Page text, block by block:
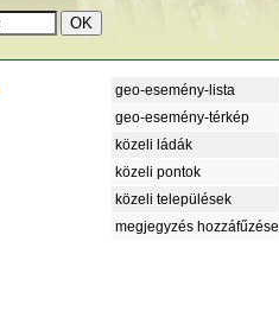
geo-esemény-lista
geo-esemény-térkép
közeli ládák
közeli pontok
közeli települések
megjegyzés hozzáfűzése